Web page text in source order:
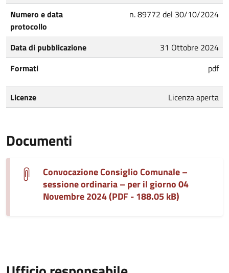
Numero e data
protocollo
n. 89772 del 30/10/2024
Data di pubblicazione
31 Ottobre 2024
Formati
pdf
Licenze Licenza aperta
Documenti
Convocazione Consiglio Comunale –
sessione ordinaria – per il giorno 04
Novembre 2024 (PDF - 188.05 kB)